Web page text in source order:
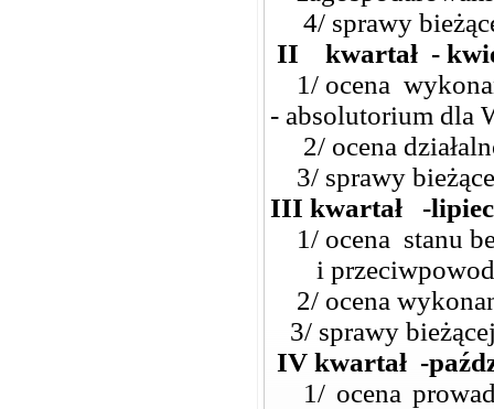
4/ sprawy
II kwartał -
1/ ocena
- absolutorium dla
2/ ocena
3/ sprawy
III kwartał -
1/ ocena stanu
i
2/ ocena
3/ sprawy
IV kwartał -
1/ ocena